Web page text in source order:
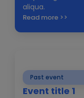
aliqua.
Read more >>
Past event
Event title 1